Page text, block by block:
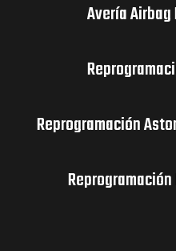
Avería Airbag
Reprogramación